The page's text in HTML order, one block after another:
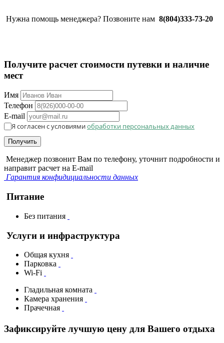
Нужна помощь менеджера? Позвоните нам 8(804)333-73-20
Получите расчет стоимости путевки и наличие
мест
Имя
Телефон
E-mail
Я согласен с условиямиобработки персональных данных
Получить
Менеджер позвонит Вам по телефону, уточнит подробности и
направит расчет на E-mail
Гарантия конфидициальности данных
Питание
Без питания
Услуги и инфраструктура
Общая кухня
Парковка
Wi-Fi
Гладильная комната
Камера хранения
Прачечная
Зафиксируйте лучшую цену для Вашего отдыха